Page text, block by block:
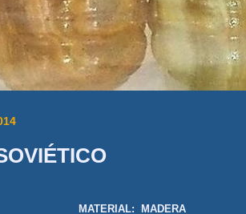
MATERIAL: MADERA